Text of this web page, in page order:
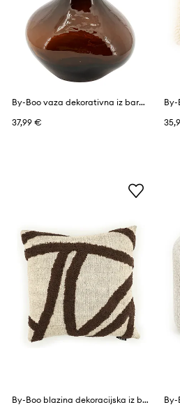
By-Boo vaza dekorativna iz barvanega stekla 13,5 x 13,5 x 33 cm
37,99 €
By-Boo blazina dekoracijska iz bombaža 45 x 45 cm